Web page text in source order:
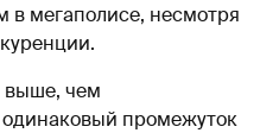
в мегаполисе, несмотря
выше, чем
одинаковый промежуток